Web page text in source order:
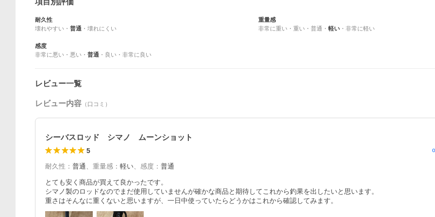
項目別評価
耐久性
壊れやすい ・ 普通 ・ 壊れにくい
重量感
非常に重い ・ 重い ・ 普通 ・ 軽い ・ 非常に軽い
感度
非常に悪い ・ 悪い ・ 普通 ・ 良い ・ 非常に良い
レビュー一覧
レビュー内容 （口コミ）
シーバスロッド シマノ ムーンショット
5
耐久性 ： 普通 重量感 ： 軽い 感度 ： 普通
とても安く商品が買えて良かったです。
シマノ製のロッドなのでまだ使用していませんが確かな商品と期待してこれから釣果を出したいと思います。
重さはそんなに重くないと思いますが、一日中使っていたらどうかはこれから確認してみます。